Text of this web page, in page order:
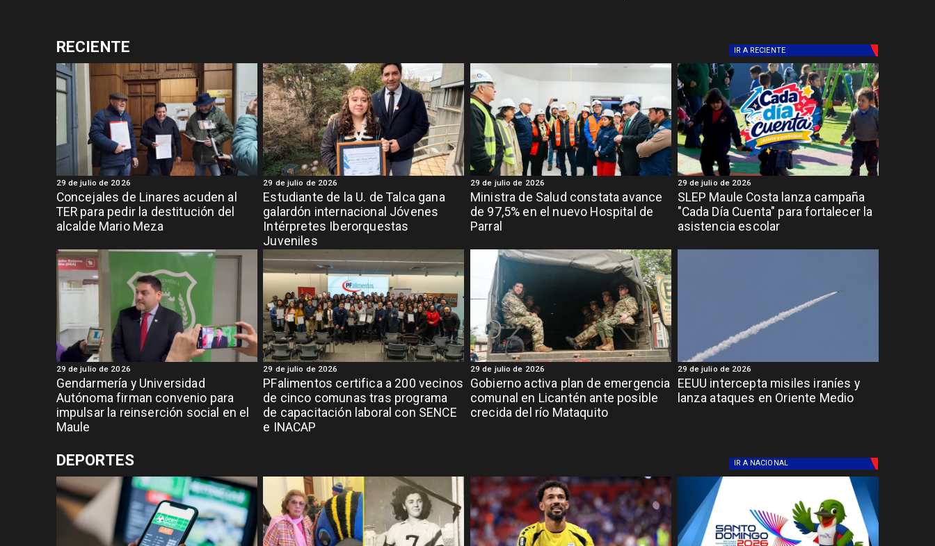
RECIENTE IR A RECIENTE
Concejales de Linares acuden al
TER para pedir la destitución del
alcalde Mario Meza
29 de julio de 2026
Estudiante de la U. de Talca gana
galardón internacional Jóvenes
Intérpretes Iberorquestas
Juveniles
29 de julio de 2026
Ministra de Salud constata avance
de 97,5% en el nuevo Hospital de
Parral
29 de julio de 2026
SLEP Maule Costa lanza campaña
"Cada Día Cuenta" para fortalecer la
asistencia escolar
29 de julio de 2026
Gendarmería y Universidad
Autónoma firman convenio para
impulsar la reinserción social en el
Maule
29 de julio de 2026
PFalimentos certifica a 200 vecinos
de cinco comunas tras programa
de capacitación laboral con SENCE
e INACAP
29 de julio de 2026
Gobierno activa plan de emergencia
comunal en Licantén ante posible
crecida del río Mataquito
29 de julio de 2026
EEUU intercepta misiles iraníes y
lanza ataques en Oriente Medio
29 de julio de 2026
DEPORTES IR A NACIONAL